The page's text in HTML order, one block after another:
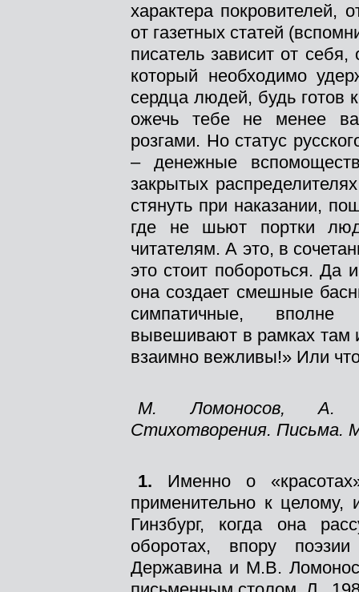
характера покровителей,
от газетных статей
писатель зависит от
который необходимо
сердца людей, будь готов
ожечь тебе не менее
розгами. Но статус
– денежные
закрытых
стянуть при наказании,
где не шьют портки
читателям. А это, в
это стоит побороться. Да
она создает смешные
симпатичные,
вывешивают в рамках там
взаимно вежливы!» Или
М. Ломоносов, А.
Стихотворения. Письма.
1. Именно о
применительно к целому,
Гинзбург, когда она
оборотах, впору
Державина и М.В.